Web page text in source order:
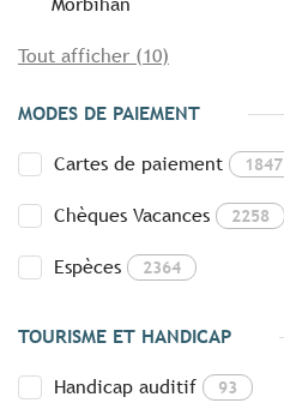
Morbihan
Tout afficher (10)
MODES DE PAIEMENT
Cartes de paiement 1847
Chèques Vacances 2258
Espèces 2364
TOURISME ET HANDICAP
Handicap auditif 93